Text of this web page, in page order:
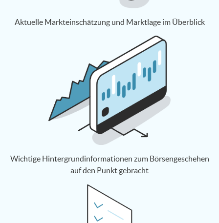
Aktuelle Markteinschätzung und Marktlage im Überblick
Wichtige Hintergrundinformationen zum Börsengeschehen
auf den Punkt gebracht